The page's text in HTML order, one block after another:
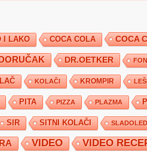
I LAKO COCA COLA COCA
DR.OETKER
KOLAČI KROMPIR
PITA PIZZA PLAZMA
SIR SITNI KOLAČI SLADOLED
VIDEO VIDEO